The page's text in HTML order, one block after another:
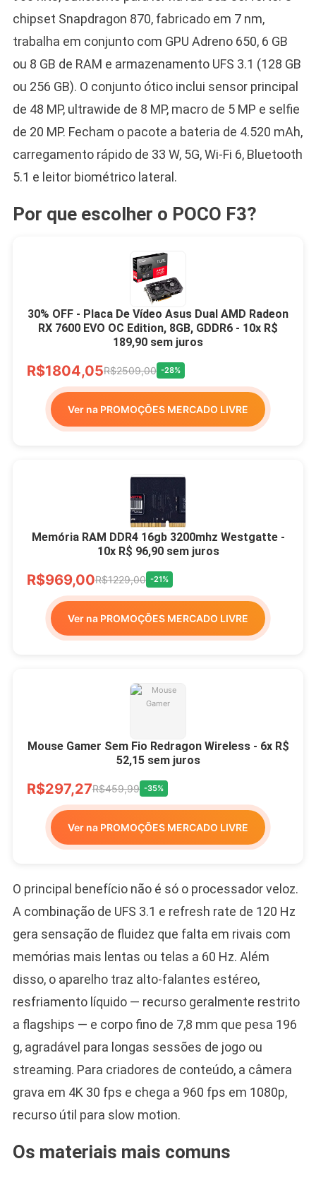
chipset Snapdragon 870, fabricado em 7 nm,
trabalha em conjunto com GPU Adreno 650, 6 GB
ou 8 GB de RAM e armazenamento UFS 3.1 (128 GB
ou 256 GB). O conjunto ótico inclui sensor principal
de 48 MP, ultrawide de 8 MP, macro de 5 MP e selfie
de 20 MP. Fecham o pacote a bateria de 4.520 mAh,
carregamento rápido de 33 W, 5G, Wi-Fi 6, Bluetooth
5.1 e leitor biométrico lateral.
Por que escolher o POCO F3?
30% OFF - Placa De Vídeo Asus Dual AMD Radeon
RX 7600 EVO OC Edition, 8GB, GDDR6 - 10x R$
189,90 sem juros
R$1804,05R$2509,00 -28%
Ver na PROMOÇÕES MERCADO LIVRE
Memória RAM DDR4 16gb 3200mhz Westgatte -
10x R$ 96,90 sem juros
R$969,00R$1229,00 -21%
Ver na PROMOÇÕES MERCADO LIVRE
Mouse Gamer Sem Fio Redragon Wireless - 6x R$
52,15 sem juros
R$297,27R$459,99 -35%
Ver na PROMOÇÕES MERCADO LIVRE
O principal benefício não é só o processador veloz.
A combinação de UFS 3.1 e refresh rate de 120 Hz
gera sensação de fluidez que falta em rivais com
memórias mais lentas ou telas a 60 Hz. Além
disso, o aparelho traz alto-falantes estéreo,
resfriamento líquido — recurso geralmente restrito
a flagships — e corpo fino de 7,8 mm que pesa 196
g, agradável para longas sessões de jogo ou
streaming. Para criadores de conteúdo, a câmera
grava em 4K 30 fps e chega a 960 fps em 1080p,
recurso útil para slow motion.
Os materiais mais comuns